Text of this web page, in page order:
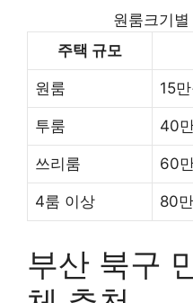
원룸크기
주택 규모
원룸 15
투룸 40
쓰리룸 60
4룸 이상 80
부산 북구